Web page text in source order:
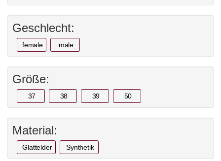
Geschlecht:
female male
Größe:
37 38 39 50
Material:
Glattelder Synthetik